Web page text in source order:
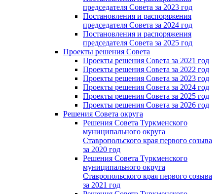
председателя Cовета за 2023 год
Постановления и распоряжения
председателя Cовета за 2024 год
Постановления и распоряжения
председателя Cовета за 2025 год
Проекты решения Cовета
Проекты решения Совета за 2021 год
Проекты решения Совета за 2022 год
Проекты решения Cовета за 2023 год
Проекты решения Совета за 2024 год
Проекты решения Совета за 2025 год
Проекты решения Совета за 2026 год
Решения Совета округа
Решения Совета Туркменского
муниципального округа
Ставропольского края первого созыва
за 2020 год
Решения Совета Туркменского
муниципального округа
Ставропольского края первого созыва
за 2021 год